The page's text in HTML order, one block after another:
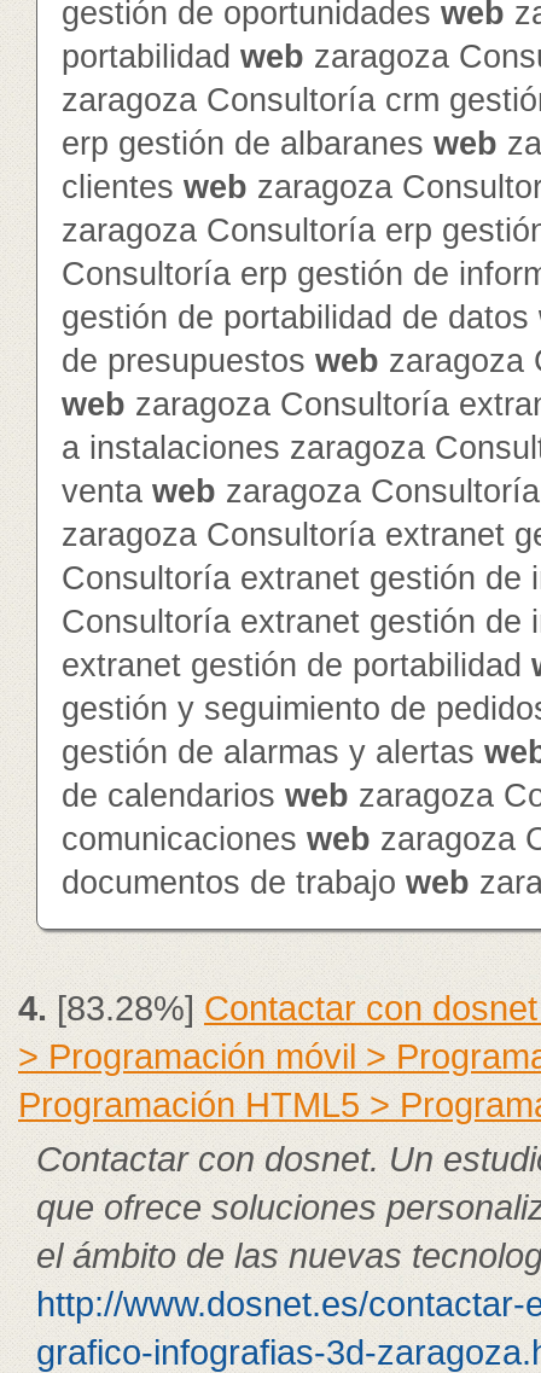
gestión de oportunidades web
portabilidad web zaragoza
zaragoza Consultoría crm
erp gestión de albaranes web
clientes web zaragoza
zaragoza Consultoría erp
Consultoría erp gestión de
gestión de portabilidad de datos
de presupuestos web zaragoza
web zaragoza Consultoría
a instalaciones zaragoza
venta web zaragoza
zaragoza Consultoría extranet
Consultoría extranet gestión de
Consultoría extranet gestión de
extranet gestión de portabilidad
gestión y seguimiento de
gestión de alarmas y alertas
de calendarios web zaragoza
comunicaciones web zaragoza
documentos de trabajo web
4.[83.28%] Contactar con
> Programación móvil >
Programación HTML5 >
Contactar con dosnet. Un
que ofrece soluciones
el ámbito de las nuevas
http://www.dosnet.es/
grafico-infografias-3d-